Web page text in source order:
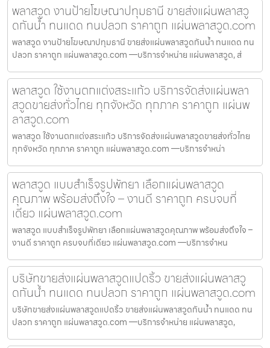
พลาสวูด งานป้ายโฆษณาปทุมธานี ขายส่งแผ่นพลาสวู
ดกันน้ำ ทนแดด ทนปลวก ราคาถูก แผ่นพลาสวูด.com
พลาสวูด งานป้ายโฆษณาปทุมธานี ขายส่งแผ่นพลาสวูดกันน้ำ ทนแดด ทน
ปลวก ราคาถูก แผ่นพลาสวูด.com —บริการจำหน่าย แผ่นพลาสวูด, ส่
พลาสวูด ใช้งานตกแต่งสระแก้ว บริการจัดส่งแผ่นพลา
สวูดขายส่งทั่วไทย ทุกจังหวัด ทุกภาค ราคาถูก แผ่นพ
ลาสวูด.com
พลาสวูด ใช้งานตกแต่งสระแก้ว บริการจัดส่งแผ่นพลาสวูดขายส่งทั่วไทย
ทุกจังหวัด ทุกภาค ราคาถูก แผ่นพลาสวูด.com —บริการจำหน่า
พลาสวูด แบบสำเร็จรูปพัทยา เลือกแผ่นพลาสวูด
คุณภาพ พร้อมส่งถึงใจ – งานดี ราคาถูก ครบจบที่
เดียว แผ่นพลาสวูด.com
พลาสวูด แบบสำเร็จรูปพัทยา เลือกแผ่นพลาสวูดคุณภาพ พร้อมส่งถึงใจ –
งานดี ราคาถูก ครบจบที่เดียว แผ่นพลาสวูด.com —บริการจำหน
บริษัทขายส่งแผ่นพลาสวูดแปดริ้ว ขายส่งแผ่นพลาสวู
ดกันน้ำ ทนแดด ทนปลวก ราคาถูก แผ่นพลาสวูด.com
บริษัทขายส่งแผ่นพลาสวูดแปดริ้ว ขายส่งแผ่นพลาสวูดกันน้ำ ทนแดด ทน
ปลวก ราคาถูก แผ่นพลาสวูด.com —บริการจำหน่าย แผ่นพลาสวูด,